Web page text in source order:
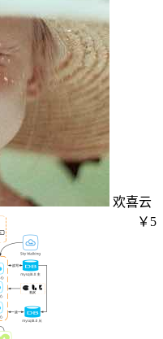
欢喜云
￥5